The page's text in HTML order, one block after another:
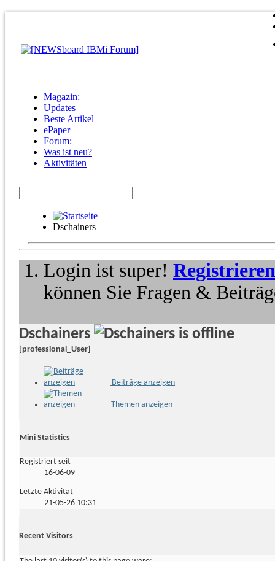
Magazin:
Updates
Beste Artikel
ePaper
Forum:
Was ist neu?
Aktivitäten
Dschainers
Login ist super! Registrieren
können Sie Fragen &
Dschainers
[professional_User]
Beiträge anzeigen
Themen anzeigen
Mini Statistics
Registriert seit
16-06-09
Letzte Aktivität
21-05-26 10:31
Recent Visitors